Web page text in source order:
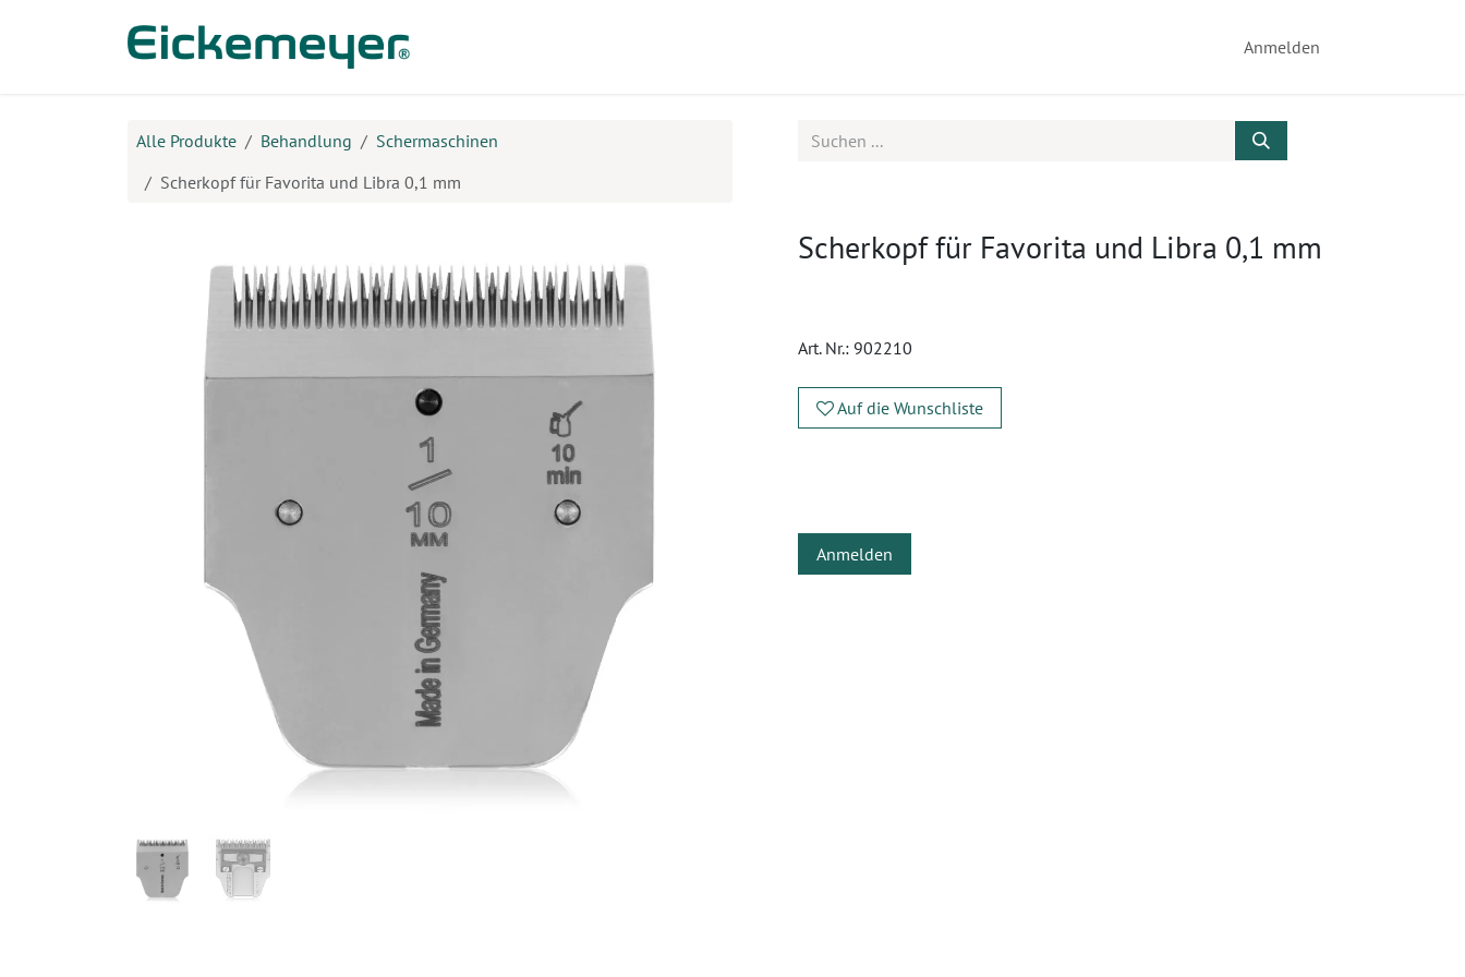
Anmelden
Alle Produkte Behandlung
Schermaschinen
Scherkopf für Favorita und Libra 0,1 mm
Scherkopf für Favorita und Libra 0,1 mm
Art. Nr.: 902210
Auf die Wunschliste
Anmelden